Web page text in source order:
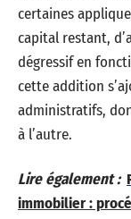
certaines
capital restant,
dégressif en
cette addition
administratifs,
à l’autre.
Lire également :
immobilier :